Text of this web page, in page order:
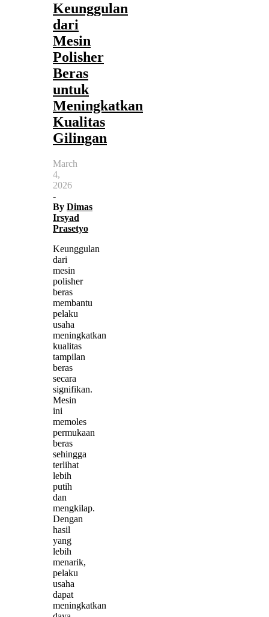
Keunggulan
dari
Mesin
Polisher
Beras
untuk
Meningkatkan
Kualitas
Gilingan
March
4,
2026
-
By Dimas
Irsyad
Prasetyo
Keunggulan
dari
mesin
polisher
beras
membantu
pelaku
usaha
meningkatkan
kualitas
tampilan
beras
secara
signifikan.
Mesin
ini
memoles
permukaan
beras
sehingga
terlihat
lebih
putih
dan
mengkilap.
Dengan
hasil
yang
lebih
menarik,
pelaku
usaha
dapat
meningkatkan